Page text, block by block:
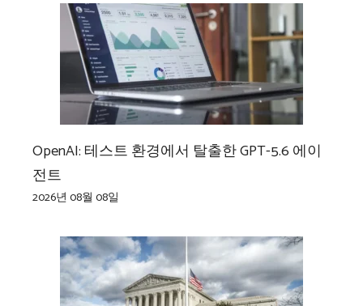
OpenAI: 테스트 환경에서 탈출한 GPT-5.6 에이
전트
2026년 08월 08일